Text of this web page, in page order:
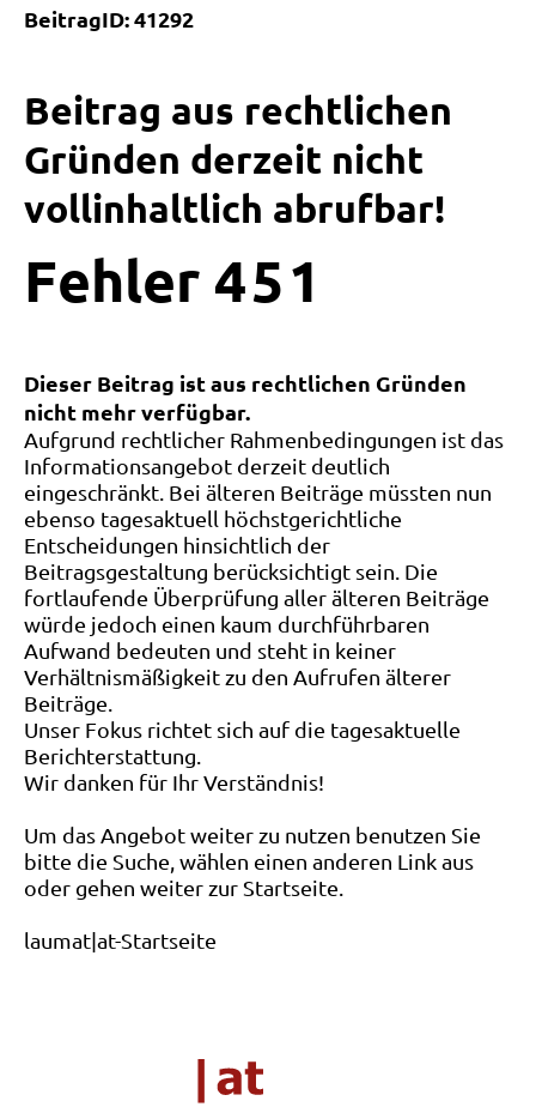
BeitragID: 41292
Beitrag aus rechtlichen
Gründen derzeit nicht
vollinhaltlich abrufbar!
Fehler 4 5 1
Dieser Beitrag ist aus rechtlichen Gründen
nicht mehr verfügbar.
Aufgrund rechtlicher Rahmenbedingungen ist das
Informationsangebot derzeit deutlich
eingeschränkt. Bei älteren Beiträge müssten nun
ebenso tagesaktuell höchstgerichtliche
Entscheidungen hinsichtlich der
Beitragsgestaltung berücksichtigt sein. Die
fortlaufende Überprüfung aller älteren Beiträge
würde jedoch einen kaum durchführbaren
Aufwand bedeuten und steht in keiner
Verhältnismäßigkeit zu den Aufrufen älterer
Beiträge.
Unser Fokus richtet sich auf die tagesaktuelle
Berichterstattung.
Wir danken für Ihr Verständnis!
Um das Angebot weiter zu nutzen benutzen Sie
bitte die Suche, wählen einen anderen Link aus
oder gehen weiter zur Startseite.
laumat|at-Startseite